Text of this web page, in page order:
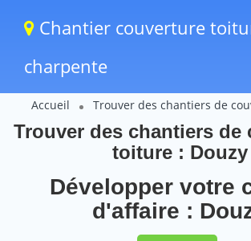
Chantier couverture
charpente
Accueil Trouver des chantiers de
Trouver des chantiers de
toiture : Douzy
Développer votre
d'affaire :